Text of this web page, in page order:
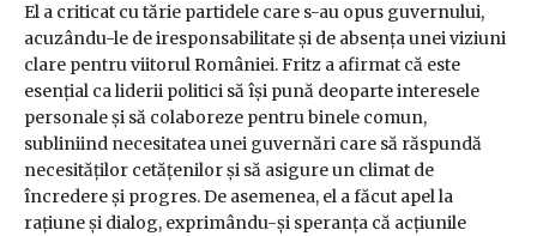
El a criticat cu tărie partidele care s-au opus guvernului,
acuzându-le de iresponsabilitate și de absența unei viziuni
clare pentru viitorul României. Fritz a afirmat că este
esențial ca liderii politici să își pună deoparte interesele
personale și să colaboreze pentru binele comun,
subliniind necesitatea unei guvernări care să răspundă
necesităților cetățenilor și să asigure un climat de
încredere și progres. De asemenea, el a făcut apel la
rațiune și dialog, exprimându-și speranța că acțiunile